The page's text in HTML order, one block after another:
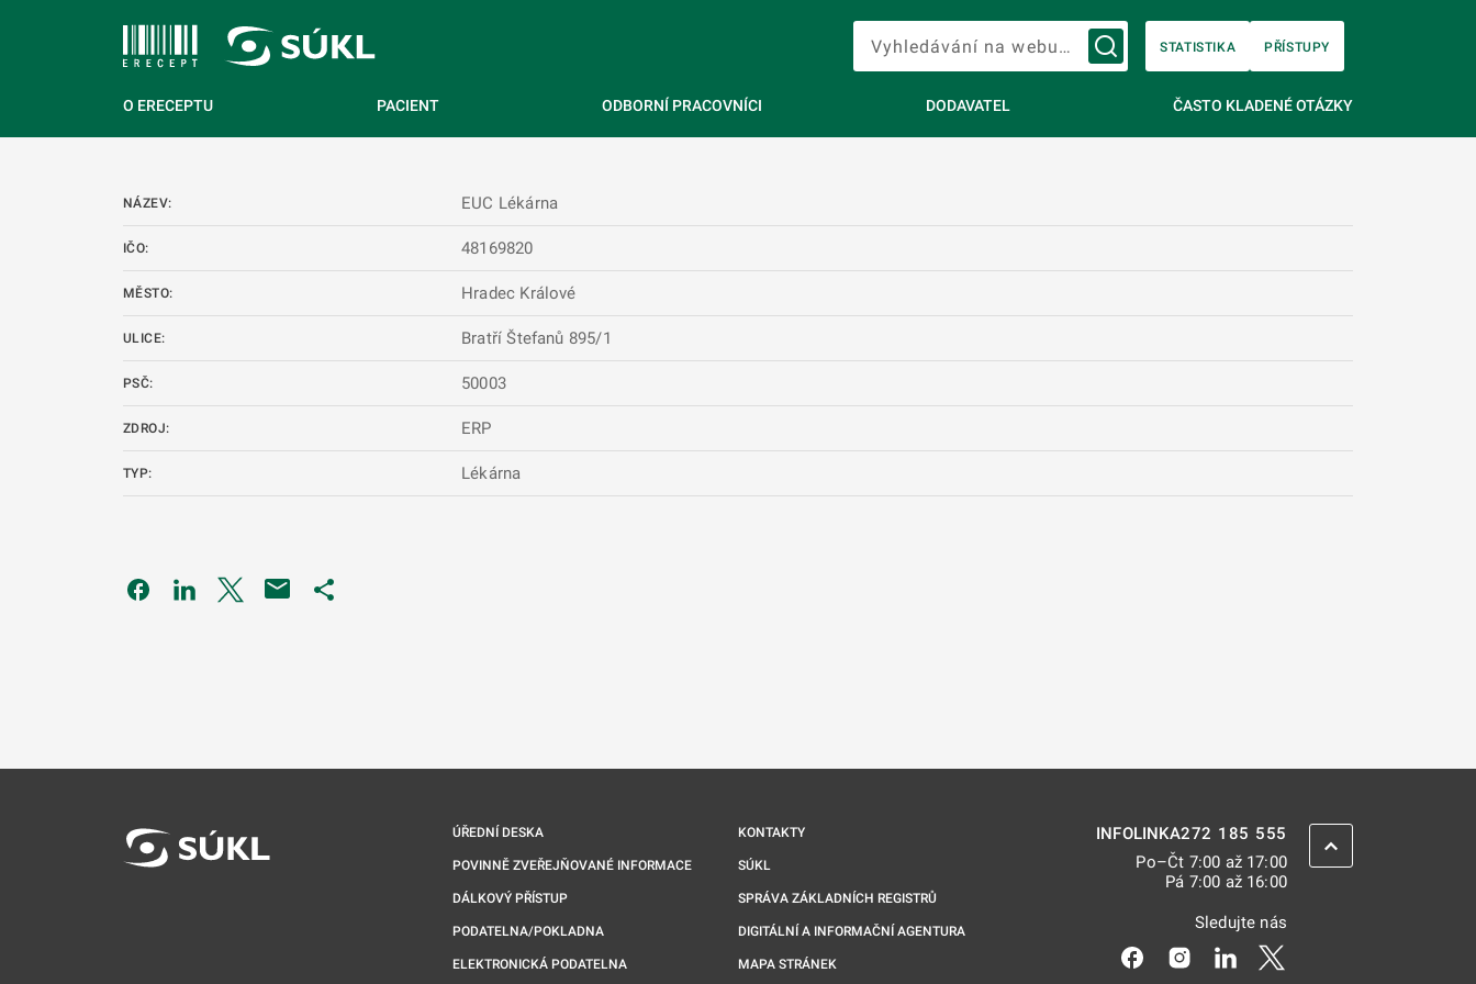
Vyhledávání na webu…
STATISTIKA PŘÍSTUPY
O ERECEPTU PACIENT ODBORNÍ PRACOVNÍCI DODAVATEL ČASTO KLADENÉ OTÁZKY
NÁZEV: EUC Lékárna
IČO: 48169820
MĚSTO: Hradec Králové
ULICE: Bratří Štefanů 895/1
PSČ: 50003
ZDROJ: ERP
TYP: Lékárna
Odkaz se otevře na nové kartě
Odkaz se otevře na nové kartě
Odkaz se otevře na nové kartě
ÚŘEDNÍ DESKA
POVINNĚ ZVEŘEJŇOVANÉ INFORMACE
DÁLKOVÝ PŘÍSTUP
PODATELNA/POKLADNA
ELEKTRONICKÁ PODATELNA
KONTAKTY
SÚKL
SPRÁVA ZÁKLADNÍCH REGISTRŮ
DIGITÁLNÍ A INFORMAČNÍ AGENTURA
MAPA STRÁNEK
INFOLINKA272 185 555
Po–Čt 7:00 až 17:00
Pá 7:00 až 16:00
Sledujte nás
Odkaz se otevře na nové kartě
Odkaz se otevře na nové kartě
Odkaz se otevře na nové
ZPĚT NAHORU